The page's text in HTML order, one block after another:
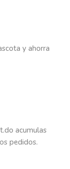
y ahorra
acumulas
pedidos.